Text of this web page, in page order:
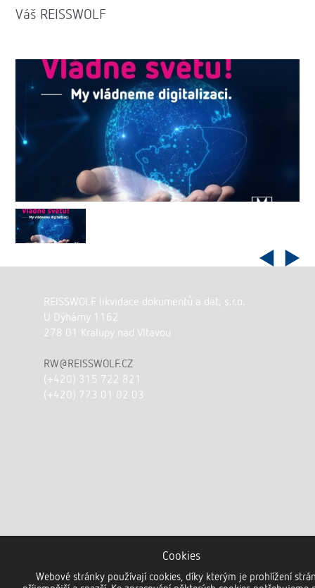
Váš REISSWOLF
REISSWOLF likvidace dokumentů a dat, s.r.o.
U Dýhárny 1162
278 01 Kralupy nad Vltavou
RW@REISSWOLF.CZ
(+420) 315 722 821
(+420) 773 01 02 03
Cookies
Webové stránky používají cookies, díky kterým je prohlížení